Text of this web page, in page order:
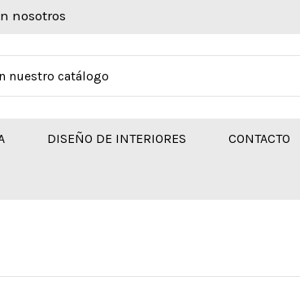
nosotros
DISEÑO DE INTERIORES CONTACTO